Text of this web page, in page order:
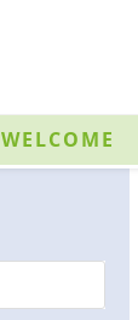
WELCOME